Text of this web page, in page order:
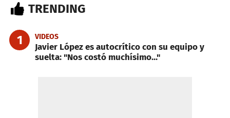
TRENDING
1 VIDEOS
Javier López es autocrítico con su equipo y
suelta: "Nos costó muchísimo..."